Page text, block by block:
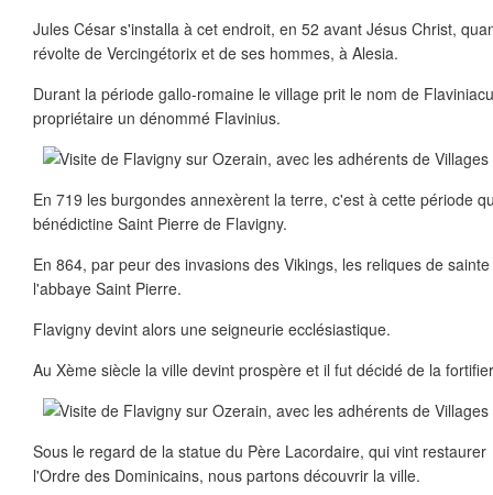
Jules César s'installa à cet endroit, en 52 avant Jésus Christ,
révolte de Vercingétorix et de ses hommes, à Alesia.
Durant la période gallo-romaine le village prit le nom de
propriétaire un dénommé Flavinius.
En 719 les burgondes annexèrent la terre, c'est à cette période
bénédictine Saint Pierre de Flavigny.
En 864, par peur des invasions des Vikings, les reliques de
l'abbaye Saint Pierre.
Flavigny devint alors une seigneurie ecclésiastique.
Au Xème siècle la ville devint prospère et il fut décidé de la
Sous le regard de la statue du Père Lacordaire, qui vint
l'Ordre des Dominicains, nous partons découvrir la ville.